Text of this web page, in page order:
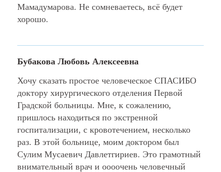
Мамадумарова. Не сомневаетесь, всё будет
хорошо.
Бубакова Любовь Алексеевна
Хочу сказать простое человеческое СПАСИБО
доктору хирургического отделения Первой
Градской больницы. Мне, к сожалению,
пришлось находиться по экстренной
госпитализации, с кровотечением, несколько
раз. В этой больнице, моим доктором был
Сулим Мусаевич Давлетгириев. Это грамотный
внимательный врач и оооочень человечный